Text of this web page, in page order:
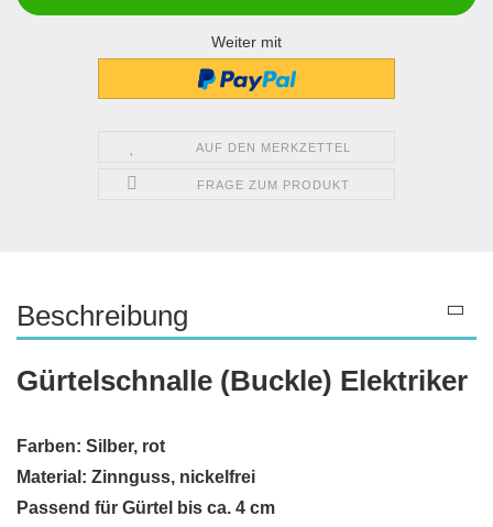
Weiter mit
AUF DEN MERKZETTEL
FRAGE ZUM PRODUKT
Beschreibung
Gürtelschnalle (Buckle) Elektriker
Farben: Silber, rot
Material: Zinnguss, nickelfrei
Passend für Gürtel bis ca. 4 cm